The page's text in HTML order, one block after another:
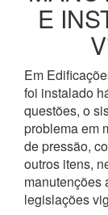
E
Em
foi instalado
questões, o
problema em
de pressão,
outros itens,
manutenções
legislações